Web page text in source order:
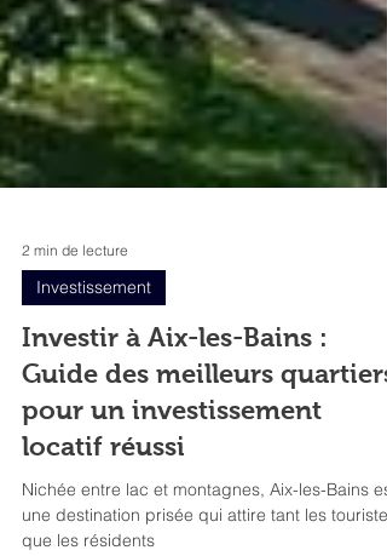
2 min de lecture
Investissement
Investir à Aix-les-Bains :
Guide des meilleurs quartiers
pour un investissement
locatif réussi
Nichée entre lac et montagnes, Aix-les-Bains est